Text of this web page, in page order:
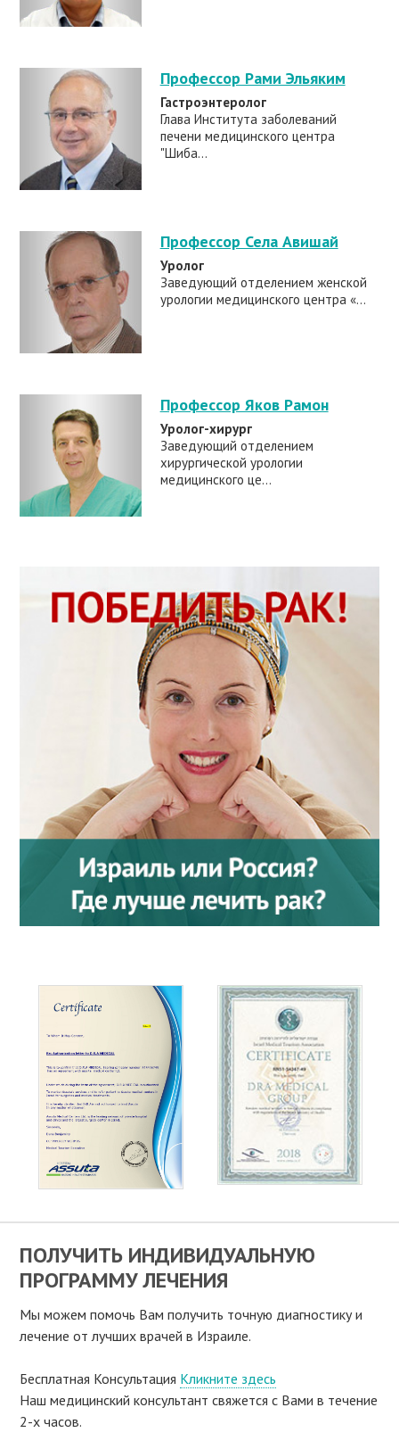
Профессор Рами Эльяким
Гастроэнтеролог
Глава Института заболеваний
печени медицинского центра
"Шиба...
Профессор Села Авишай
Уролог
Заведующий отделением женской
урологии медицинского центра «...
Профессор Яков Рамон
Уролог-хирург
Заведующий отделением
хирургической урологии
медицинского це...
ПОЛУЧИТЬ ИНДИВИДУАЛЬНУЮ
ПРОГРАММУ ЛЕЧЕНИЯ
Мы можем помочь Вам получить точную диагностику и
лечение от лучших врачей в Израиле.
Бесплатная Консультация Кликните здесь
Наш медицинский консультант свяжeтся с Вами в течение
2-х часов.